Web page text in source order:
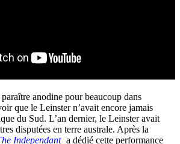
anodine pour beaucoup dans
que le Leinster n’avait encore jamais
du Sud. L’an dernier, le Leinster avait
disputées en terre australe. Après la
Independant a dédié cette performance